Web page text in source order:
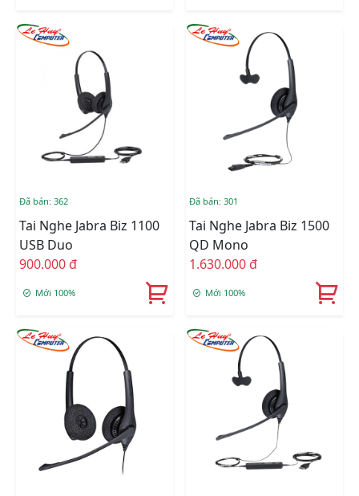
Đã bán: 362
Tai Nghe Jabra Biz 1100
USB Duo
900.000 đ
Mới 100%
Đã bán: 301
Tai Nghe Jabra Biz 1500
QD Mono
1.630.000 đ
Mới 100%